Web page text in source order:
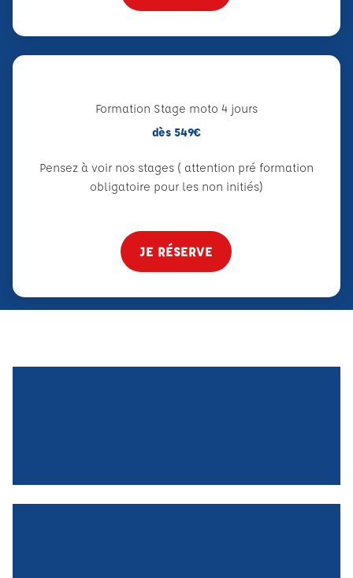
Formation Stage moto 4 jours
dès 549€
Pensez à voir nos stages ( attention pré formation
obligatoire pour les non initiés)
JE RÉSERVE